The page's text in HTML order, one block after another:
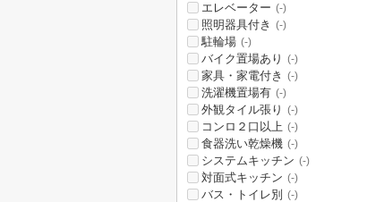
エレベーター (-)
照明器具付き (-)
駐輪場 (-)
バイク置場あり (-)
家具・家電付き (-)
洗濯機置場有 (-)
外観タイル張り (-)
コンロ２口以上 (-)
食器洗い乾燥機 (-)
システムキッチン (-)
対面式キッチン (-)
バス・トイレ別 (-)